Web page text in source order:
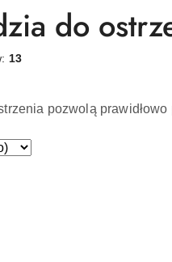
do
13
pozwolą prawidłowo